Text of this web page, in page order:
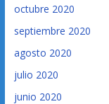
octubre 2020
septiembre 2020
agosto 2020
julio 2020
junio 2020